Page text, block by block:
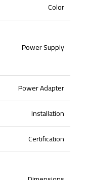
Color
Power Supply
Power Adapter
Installation
Certification